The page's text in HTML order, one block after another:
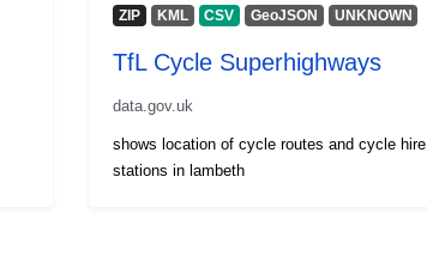
ZIP KML CSV GeoJSON UNKNOWN
TfL Cycle Superhighways
data.gov.uk
shows location of cycle routes and cycle hire
stations in lambeth